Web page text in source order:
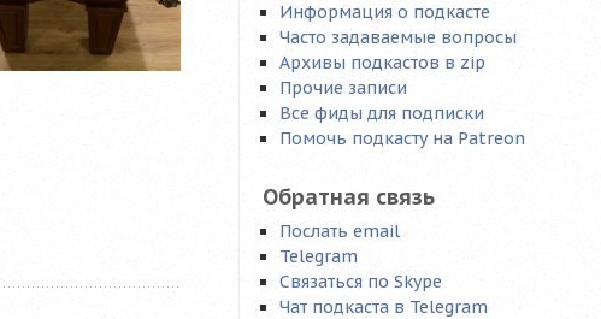
Информация о подкасте
Часто задаваемые вопросы
Архивы подкастов в zip
Прочие записи
Все фиды для подписки
Помочь подкасту на Patreon
Обратная связь
Послать email
Telegram
Связаться по Skype
Чат подкаста в Telegram